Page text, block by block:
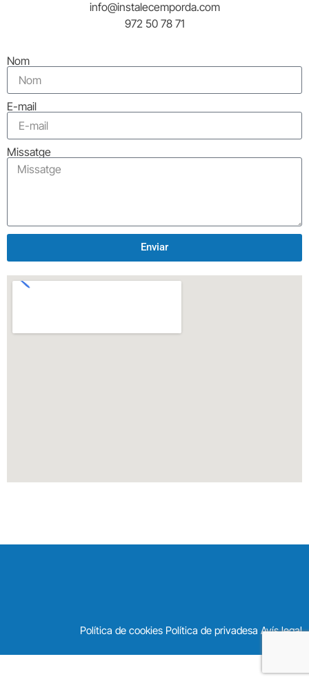
info@instalecemporda.com
972 50 78 71
Nom
E-mail
Missatge
Enviar
Política de cookies Política de privadesa Avís legal